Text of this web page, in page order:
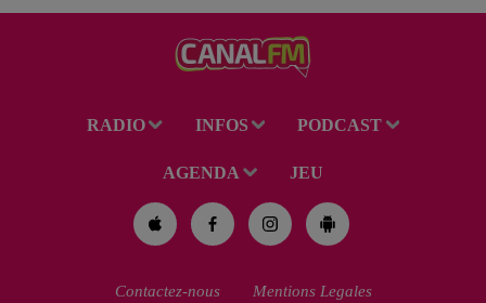
RADIO INFOS PODCAST
AGENDA JEU
Contactez-nous Mentions Legales